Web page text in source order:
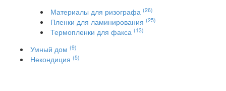
Материалы для ризографа (26)
Пленки для ламинирования (25)
Термопленки для факса (13)
Умный дом (9)
Некондиция (5)